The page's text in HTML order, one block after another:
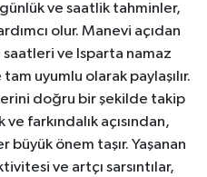
ve saatlik tahminler,
olur. Manevi açıdan
ve Isparta namaz
uyumlu olarak paylaşılır.
doğru bir şekilde takip
farkındalık açısından,
önem taşır. Yaşanan
ve artçı sarsıntılar,